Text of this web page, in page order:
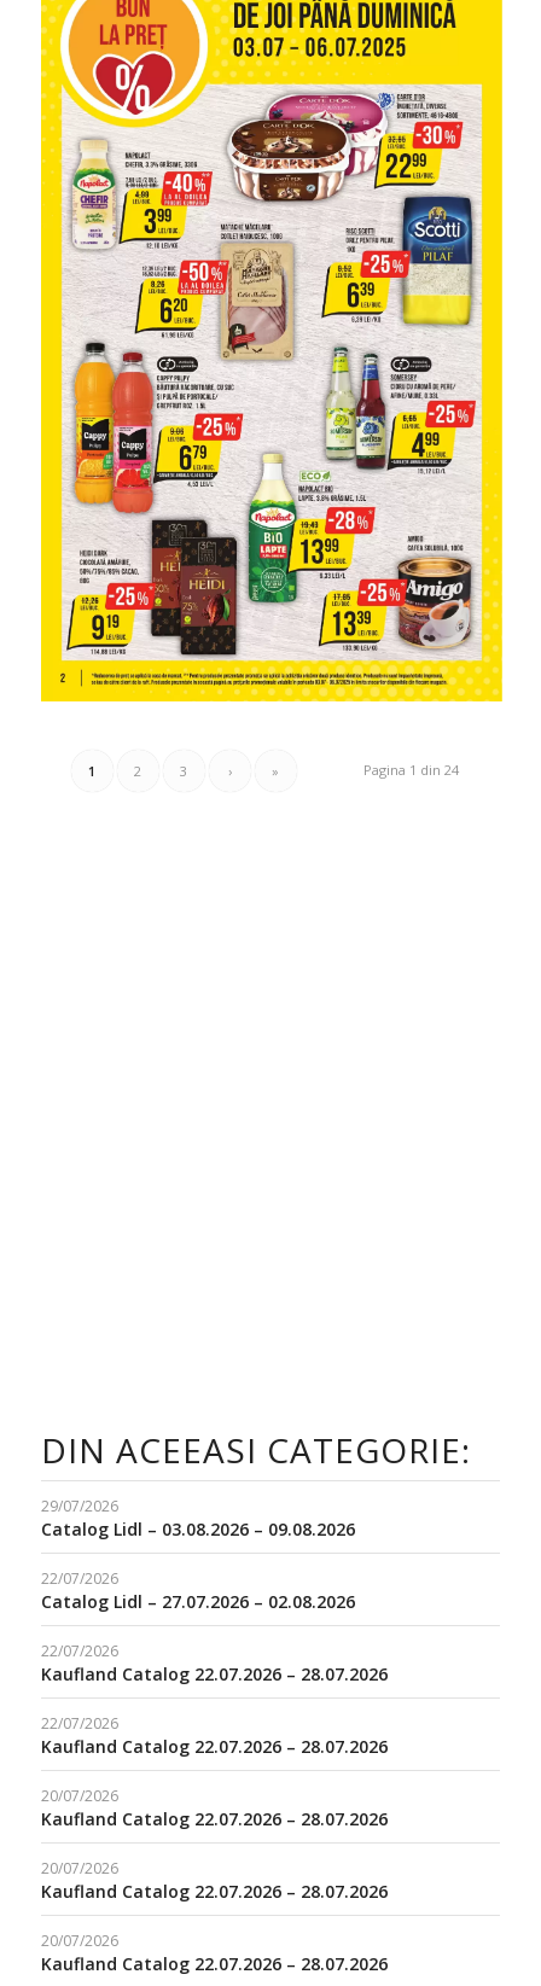
Pagina 1 din 24
1 2 3 › »
DIN ACEEASI CATEGORIE:
29/07/2026
Catalog Lidl – 03.08.2026 – 09.08.2026
22/07/2026
Catalog Lidl – 27.07.2026 – 02.08.2026
22/07/2026
Kaufland Catalog 22.07.2026 – 28.07.2026
22/07/2026
Kaufland Catalog 22.07.2026 – 28.07.2026
20/07/2026
Kaufland Catalog 22.07.2026 – 28.07.2026
20/07/2026
Kaufland Catalog 22.07.2026 – 28.07.2026
20/07/2026
Kaufland Catalog 22.07.2026 – 28.07.2026